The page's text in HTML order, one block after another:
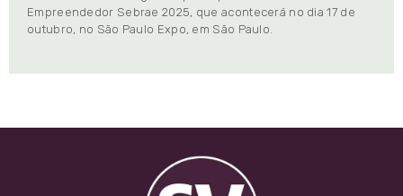
Empreendedor Sebrae 2025, que acontecerá no dia 17 de
outubro, no São Paulo Expo, em São Paulo.